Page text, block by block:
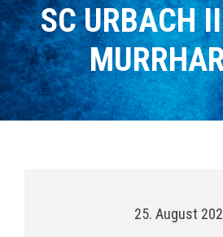
SC URBACH
25. August